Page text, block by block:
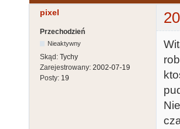
pixel
Przechodzień
Nieaktywny
Skąd: Tychy
Zarejestrowany: 2002-07-19
Posty: 19